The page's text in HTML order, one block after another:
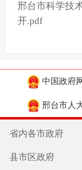
邢台市科学技
开.pdf
中国政府
邢台市人
省内各市政府
县市区政府